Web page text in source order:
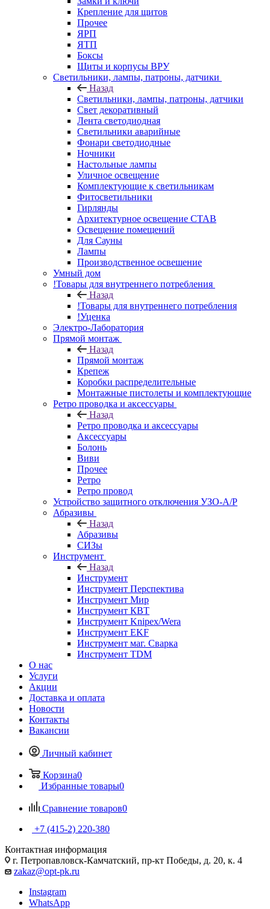
Крепление для щитов
Прочее
ЯРП
ЯТП
Боксы
Щиты и корпусы ВРУ
Светильники, лампы, патроны, датчики
Назад
Светильники, лампы, патроны, датчики
Свет декоративный
Лента светодиодная
Светильники аварийные
Фонари светодиодные
Ночники
Настольные лампы
Уличное освещение
Комплектующие к светильникам
Фитосветильники
Гирлянды
Архитектурное освещение СТАВ
Освещение помещений
Для Сауны
Лампы
Производственное освешение
Умный дом
!Товары для внутреннего потребления
Назад
!Товары для внутреннего потребления
!Уценка
Электро-Лаборатория
Прямой монтаж
Назад
Прямой монтаж
Крепеж
Коробки распределительные
Монтажные пистолеты и комплектующие
Ретро проводка и аксессуары
Назад
Ретро проводка и аксессуары
Аксессуары
Болонь
Виви
Прочее
Ретро
Ретро провод
Устройство защитного отключения УЗО-А/Р
Абразивы
Назад
Абразивы
СИЗы
Инструмент
Назад
Инструмент
Инструмент Перспектива
Инструмент Мир
Инструмент КВТ
Инструмент Knipex/Wera
Инструмент EKF
Инструмент маг. Сварка
Инструмент TDM
О нас
Услуги
Акции
Доставка и оплата
Новости
Контакты
Вакансии
Личный кабинет
Корзина0
Избранные товары0
Сравнение товаров0
+7 (415-2) 220-380
Контактная информация
г. Петропавловск-Камчатский, пр-кт Победы, д. 20, к. 4
zakaz@opt-pk.ru
Instagram
WhatsApp